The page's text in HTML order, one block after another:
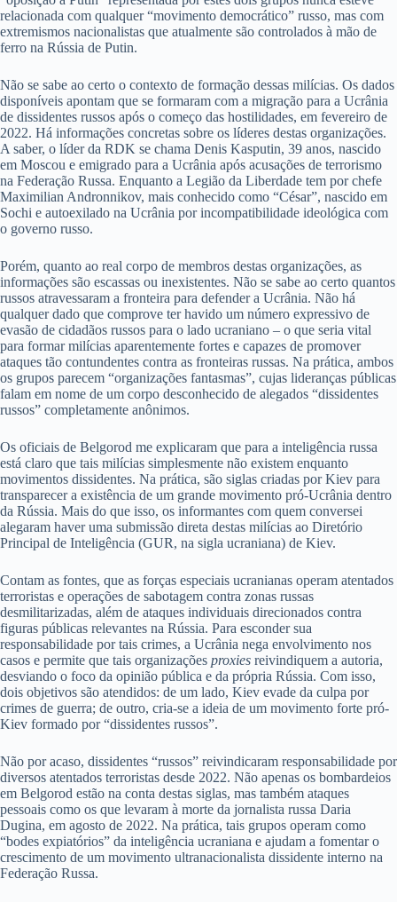
relacionada com qualquer “movimento democrático” russo, mas com
extremismos nacionalistas que atualmente são controlados à mão de
ferro na Rússia de Putin.
Não se sabe ao certo o contexto de formação dessas milícias. Os dados
disponíveis apontam que se formaram com a migração para a Ucrânia
de dissidentes russos após o começo das hostilidades, em fevereiro de
2022. Há informações concretas sobre os líderes destas organizações.
A saber, o líder da RDK se chama Denis Kasputin, 39 anos, nascido
em Moscou e emigrado para a Ucrânia após acusações de terrorismo
na Federação Russa. Enquanto a Legião da Liberdade tem por chefe
Maximilian Andronnikov, mais conhecido como “César”, nascido em
Sochi e autoexilado na Ucrânia por incompatibilidade ideológica com
o governo russo.
Porém, quanto ao real corpo de membros destas organizações, as
informações são escassas ou inexistentes. Não se sabe ao certo quantos
russos atravessaram a fronteira para defender a Ucrânia. Não há
qualquer dado que comprove ter havido um número expressivo de
evasão de cidadãos russos para o lado ucraniano – o que seria vital
para formar milícias aparentemente fortes e capazes de promover
ataques tão contundentes contra as fronteiras russas. Na prática, ambos
os grupos parecem “organizações fantasmas”, cujas lideranças públicas
falam em nome de um corpo desconhecido de alegados “dissidentes
russos” completamente anônimos.
Os oficiais de Belgorod me explicaram que para a inteligência russa
está claro que tais milícias simplesmente não existem enquanto
movimentos dissidentes. Na prática, são siglas criadas por Kiev para
transparecer a existência de um grande movimento pró-Ucrânia dentro
da Rússia. Mais do que isso, os informantes com quem conversei
alegaram haver uma submissão direta destas milícias ao Diretório
Principal de Inteligência (GUR, na sigla ucraniana) de Kiev.
Contam as fontes, que as forças especiais ucranianas operam atentados
terroristas e operações de sabotagem contra zonas russas
desmilitarizadas, além de ataques individuais direcionados contra
figuras públicas relevantes na Rússia. Para esconder sua
responsabilidade por tais crimes, a Ucrânia nega envolvimento nos
casos e permite que tais organizações proxies reivindiquem a autoria,
desviando o foco da opinião pública e da própria Rússia. Com isso,
dois objetivos são atendidos: de um lado, Kiev evade da culpa por
crimes de guerra; de outro, cria-se a ideia de um movimento forte pró-
Kiev formado por “dissidentes russos”.
Não por acaso, dissidentes “russos” reivindicaram responsabilidade por
diversos atentados terroristas desde 2022. Não apenas os bombardeios
em Belgorod estão na conta destas siglas, mas também ataques
pessoais como os que levaram à morte da jornalista russa Daria
Dugina, em agosto de 2022. Na prática, tais grupos operam como
“bodes expiatórios” da inteligência ucraniana e ajudam a fomentar o
crescimento de um movimento ultranacionalista dissidente interno na
Federação Russa.